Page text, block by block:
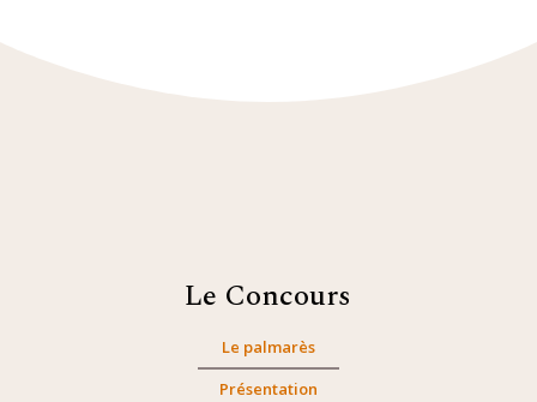
Le Concours
Le palmarès
Présentation